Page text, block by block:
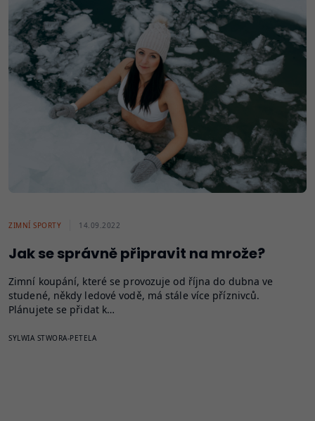
ZIMNÍ SPORTY 14.09.2022
Jak se správně připravit na mrože?
Zimní koupání, které se provozuje od října do dubna ve
studené, někdy ledové vodě, má stále více příznivců.
Plánujete se přidat k…
SYLWIA STWORA-PETELA